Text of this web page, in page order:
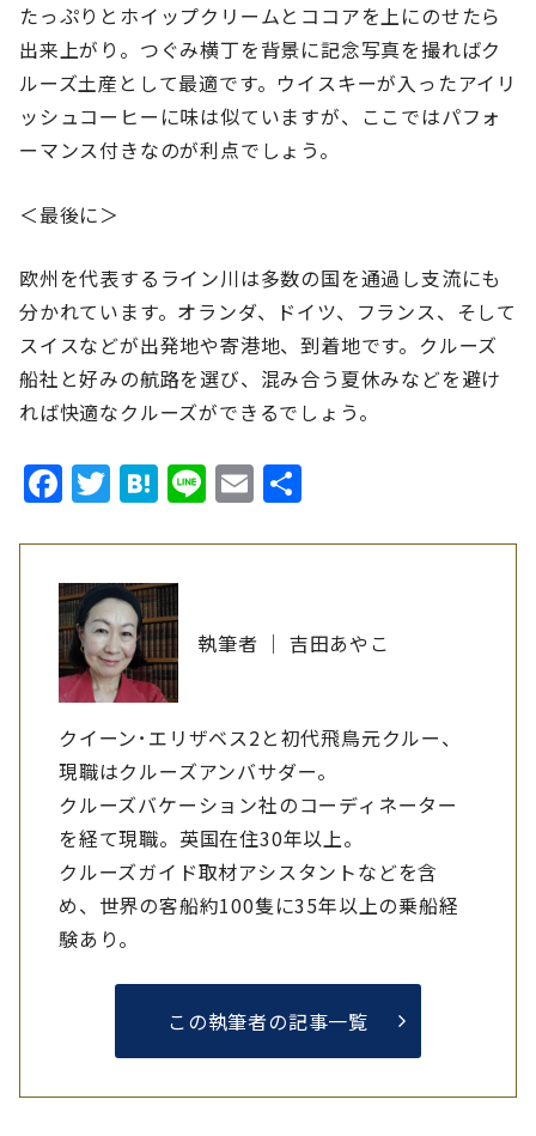
たっぷりとホイップクリームとココアを上にのせたら
出来上がり。つぐみ横丁を背景に記念写真を撮ればク
ルーズ土産として最適です。ウイスキーが入ったアイリ
ッシュコーヒーに味は似ていますが、ここではパフォ
ーマンス付きなのが利点でしょう。
＜最後に＞
欧州を代表するライン川は多数の国を通過し支流にも
分かれています。オランダ、ドイツ、フランス、そして
スイスなどが出発地や寄港地、到着地です。クルーズ
船社と好みの航路を選び、混み合う夏休みなどを避け
れば快適なクルーズができるでしょう。
Facebook
Twitter
Hatena
LineEmail
執筆者 ｜ 吉田あやこ
クイーン･エリザベス2と初代飛鳥元クルー、
現職はクルーズアンバサダー。
クルーズバケーション社のコーディネーター
を経て現職。英国在住30年以上。
クルーズガイド取材アシスタントなどを含
め、世界の客船約100隻に35年以上の乗船経
験あり。
この執筆者の記事一覧